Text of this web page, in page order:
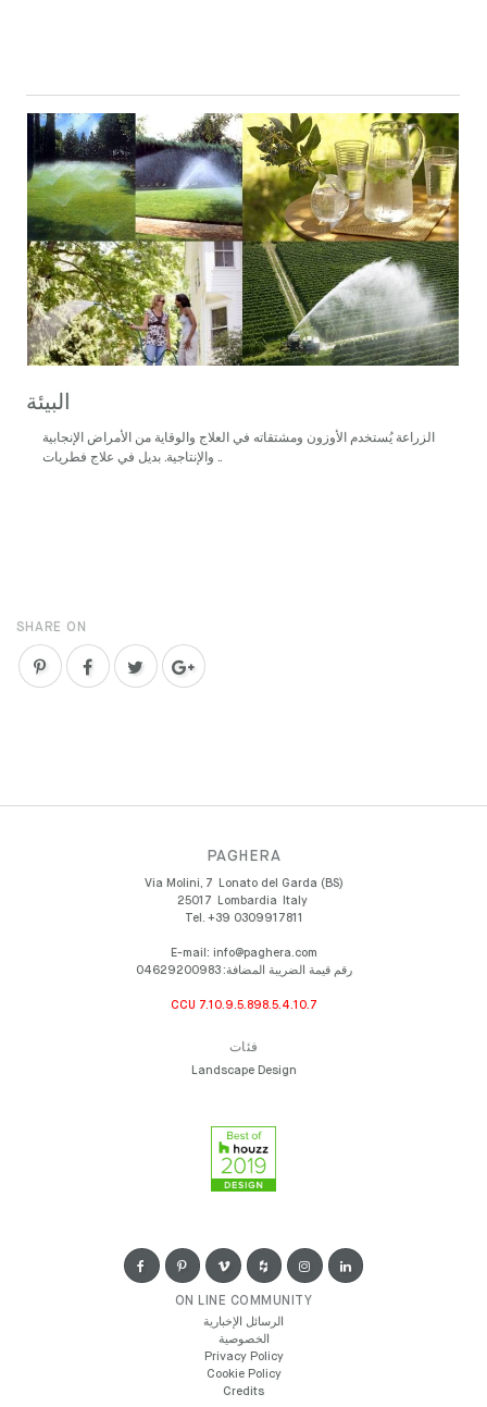
البيئة
الزراعة يُستخدم الأوزون ومشتقاته في العلاج والوقاية من الأمراض الإنجابية
والإنتاجية. بديل في علاج فطريات ..
SHARE ON
PAGHERA
Via Molini, 7
Lonato del Garda (BS)
25017
Lombardia
Italy
Tel. +39 0309917811
E-mail: info@paghera.com
رقم قيمة الضريبة المضافة:04629200983
CCU 7.10.9.5.898.5.4.10.7
فئات
Landscape Design
ON LINE COMMUNITY
الرسائل الإخبارية
الخصوصية
Privacy Policy
Cookie Policy
Credits